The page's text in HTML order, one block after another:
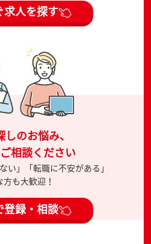
求人を探す
のお悩み、
相談ください
い」「転職に不安がある」
方も大歓迎！
登録・相談